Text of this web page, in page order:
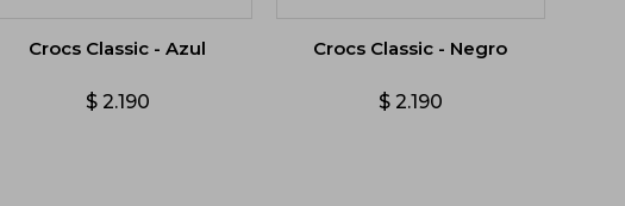
Crocs Classic - Azul
$ 2.190
Crocs Classic - Negro
$ 2.190